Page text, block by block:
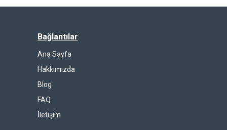
Bağlantılar
Ana Sayfa
Hakkımızda
Blog
FAQ
İletişim